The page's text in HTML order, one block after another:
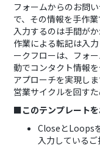
フォームからのお問
で、その情報を手作
入力するのは手間が
作業による転記は入
ークフローは、フォ
動でコンタクト情報
アプローチを実現し
営業サイクルを回すた
■このテンプレート
CloseとLoops
入力している